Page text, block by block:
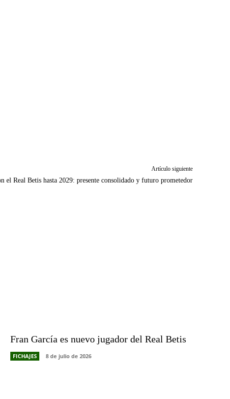
Artículo siguiente
el Real Betis hasta 2029: presente consolidado y futuro prometedor
Fran García es nuevo jugador del Real Betis
FICHAJES 8 de julio de 2026